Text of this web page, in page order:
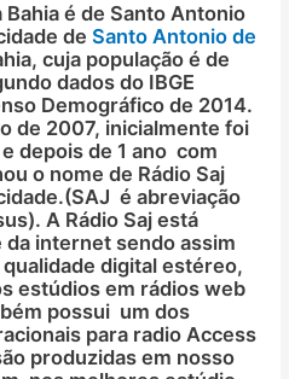
é de Santo Antonio
deSanto Antonio de
cuja população é de
dados do IBGE
Demográfico de 2014.
de 2007, inicialmente foi
depois de 1 ano com
o nome de Rádio Saj
é abreviação
A Rádio Saj está
internet sendo assim
digital estéreo,
estúdios em rádios web
possui um dos
para radio Access
produzidas em nosso